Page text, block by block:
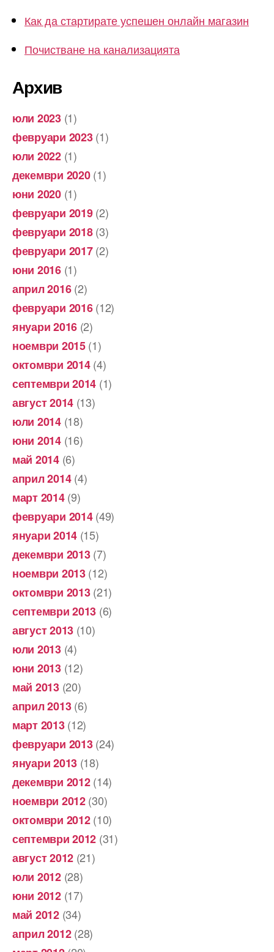
Как да стартирате успешен онлайн магазин
Почистване на канализацията
Архив
юли 2023(1)
февруари 2023(1)
юли 2022(1)
декември 2020(1)
юни 2020(1)
февруари 2019(2)
февруари 2018(3)
февруари 2017(2)
юни 2016(1)
април 2016(2)
февруари 2016(12)
януари 2016 (2)
ноември 2015(1)
октомври 2014(4)
септември 2014 (1)
август 2014 (13)
юли 2014(18)
юни 2014(16)
май 2014(6)
април 2014(4)
март 2014(9)
февруари 2014(49)
януари 2014 (15)
декември 2013(7)
ноември 2013(12)
октомври 2013(21)
септември 2013 (6)
август 2013 (10)
юли 2013(4)
юни 2013(12)
май 2013(20)
април 2013(6)
март 2013(12)
февруари 2013(24)
януари 2013 (18)
декември 2012(14)
ноември 2012(30)
октомври 2012(10)
септември 2012 (31)
август 2012 (21)
юли 2012(28)
юни 2012(17)
май 2012(34)
април 2012(28)